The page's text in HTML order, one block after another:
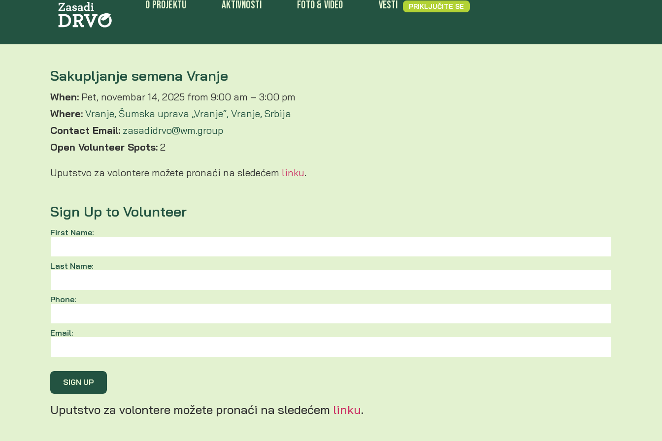
O Projektu Aktivnosti Foto & Video Vesti PRIKLJUČITE SE
Sakupljanje semena Vranje
When: Pet, novembar 14, 2025 from 9:00 am – 3:00 pm
Where: Vranje, Šumska uprava „Vranje“, Vranje, Srbija
Contact Email: zasadidrvo@wm.group
Open Volunteer Spots: 2
Uputstvo za volontere možete pronaći na sledećem linku.
Sign Up to Volunteer
First Name:
Last Name:
Phone:
Email:
Uputstvo za volontere možete pronaći na sledećem linku.